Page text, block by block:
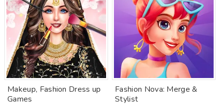
Makeup, Fashion Dress up
Games
Fashion Nova: Merge &
Stylist